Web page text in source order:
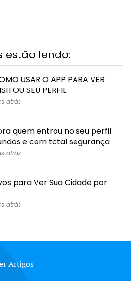
estão lendo:
USAR O APP PARA VER
SEU PERFIL
atrás
quem entrou no seu perfil
e com total segurança
atrás
para Ver Sua Cidade por
atrás